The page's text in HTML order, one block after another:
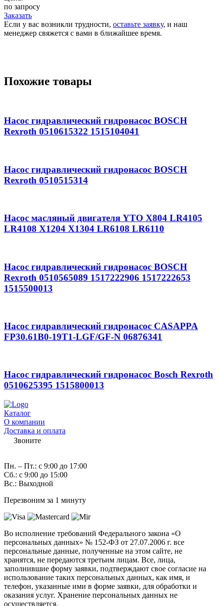
по запросу
Заказать
Если у вас возникли трудности, оставьте заявку, и наш
менеджер свяжется с вами в ближайшее время.
Похожие товары
Насос гидравлический гидронасос BOSCH
Rexroth 0510615322 1515104041
Насос гидравлический гидронасос BOSCH
Rexroth 0510515314
Насос масляный двигателя YTO X804 LR4105
LR4108 X1204 X1304 LR6108 LR6110
Насос гидравлический гидронасос BOSCH
Rexroth 0510565089 1517222906 1517222653
1515500013
Насос гидравлический гидронасос CASAPPA
FP30.61B0-19T1-LGF/GF-N 06876341
Насос гидравлический гидронасос Bosch Rexroth
0510625395 1515800013
Каталог
О компании
Доставка и оплата
Звоните
Пн. – Пт.: с 9:00 до 17:00
Сб.: с 9:00 до 15:00
Вс.: Выходной
Перезвоним за 1 минуту
Во исполнение требований Федерального закона «О
персональных данных» № 152-ФЗ от 27.07.2006 г. все
персональные данные, полученные на этом сайте, не
хранятся, не передаются третьим лицам. Все, лица,
заполнившие форму заявки, подтверждают свое согласие на
использование таких персональных данных, как имя, и
телефон, указанные ими в форме заявки, для обработки и
оказания услуг. Хранение персональных данных не
осуществляется.